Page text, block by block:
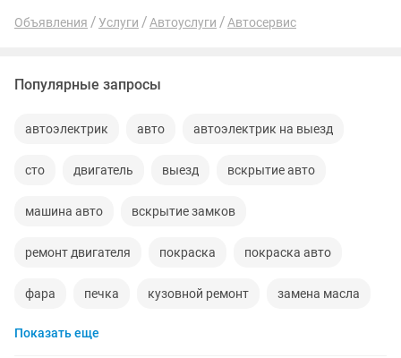
Объявления Услуги Автоуслуги Автосервис
Популярные запросы
автоэлектрик авто автоэлектрик на выезд
сто двигатель выезд вскрытие авто
машина авто вскрытие замков
ремонт двигателя покраска покраска авто
фара печка кузовной ремонт замена масла
акпп чистка форсунок
Показать еще